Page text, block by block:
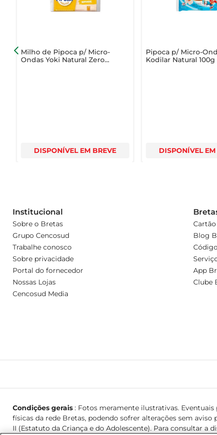
Milho de Pipoca p/ Micro-
Ondas Yoki Natural Zero
DISPONÍVEL EM BREVE
Pipoca p/ Micro-
Kodilar Natural 100g
DISPONÍVEL EM
Institucional
Sobre o Bretas
Grupo Cencosud
Trabalhe conosco
Sobre privacidade
Portal do fornecedor
Nossas Lojas
Cencosud Media
Blog
App
Clube
Condições gerais: Fotos meramente ilustrativas. Eventuais
físicas da rede Bretas, podendo sofrer alterações sem aviso
II (Estatuto da Criança e do Adolescente). Para consultar a